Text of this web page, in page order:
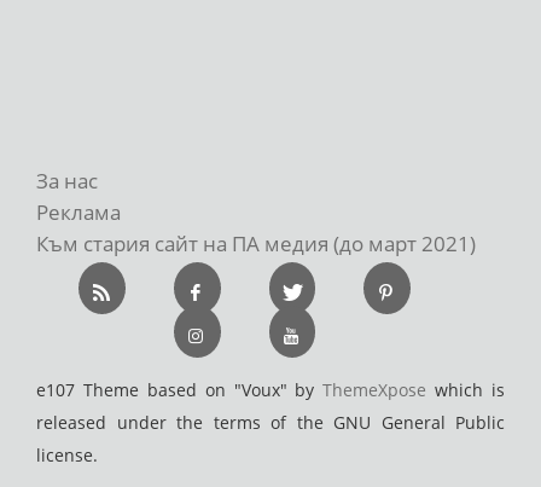
За нас
Реклама
Към стария сайт на ПА медия (до март 2021)
e107 Theme based on "Voux" byThemeXpose which is
released under the terms of the GNU General Public
license.